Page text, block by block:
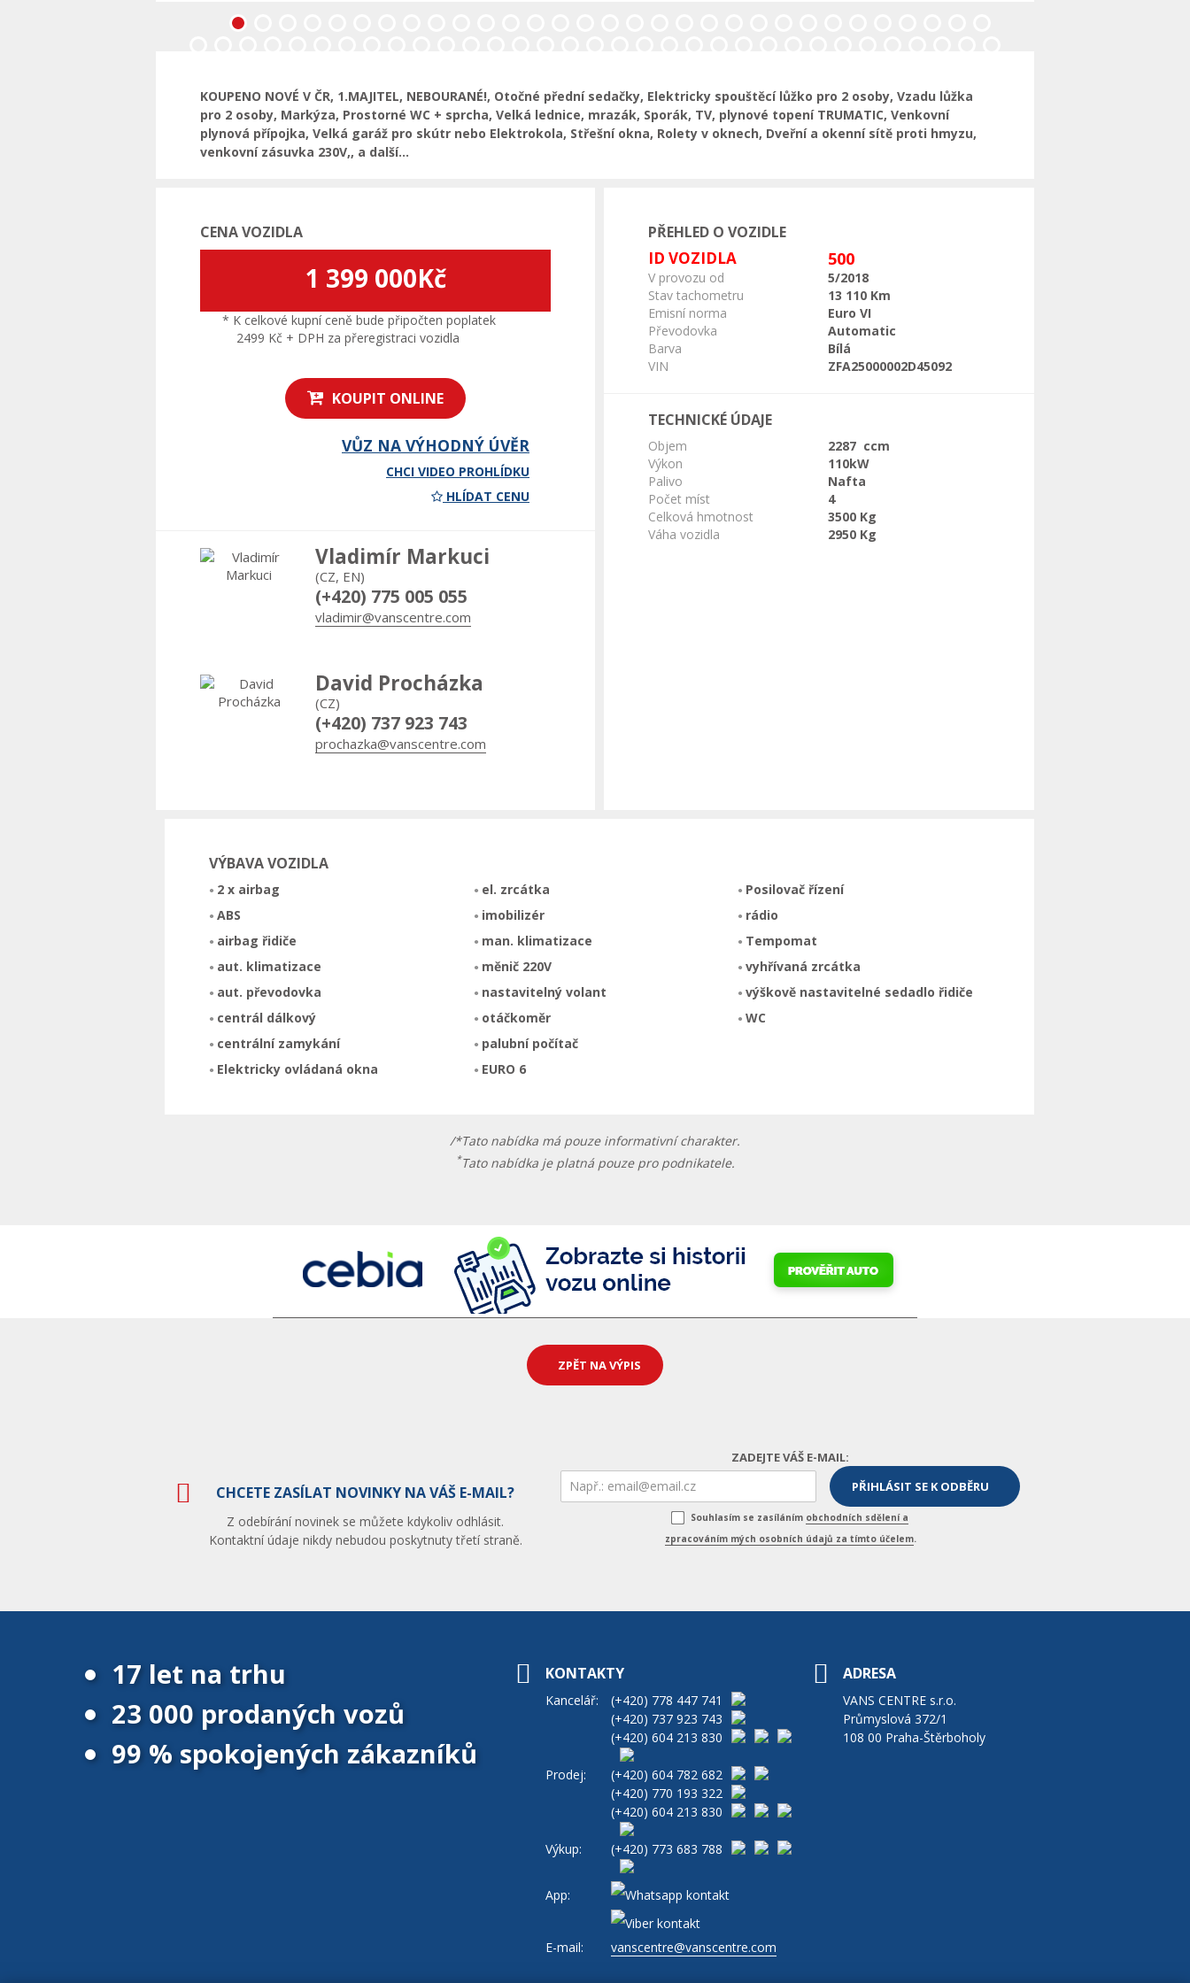
Předchozí
KOUPENO NOVÉ V ČR, 1.MAJITEL, NEBOURANÉ!, Otočné přední sedačky, Elektricky spouštěcí lůžko pro 2 osoby, Vzadu lůžka
pro 2 osoby, Markýza, Prostorné WC + sprcha, Velká lednice, mrazák, Sporák, TV, plynové topení TRUMATIC, Venkovní
plynová přípojka, Velká garáž pro skútr nebo Elektrokola, Střešní okna, Rolety v oknech, Dveřní a okenní sítě proti hmyzu,
venkovní zásuvka 230V,, a další...
CENA VOZIDLA
1 399 000Kč
* K celkové kupní ceně bude připočten poplatek
2499 Kč + DPH za přeregistraci vozidla
KOUPIT ONLINE
VŮZ NA VÝHODNÝ ÚVĚR
CHCI VIDEO PROHLÍDKU
HLÍDAT CENU
Vladimír Markuci
(CZ, EN)
(+420) 775 005 055
vladimir@vanscentre.com
David Procházka
(CZ)
(+420) 737 923 743
prochazka@vanscentre.com
PŘEHLED O VOZIDLE
ID VOZIDLA 500
V provozu od
5/2018
Stav tachometru
13 110 Km
Emisní norma
Euro VI
Převodovka
Automatic
Barva
Bílá
VIN
ZFA25000002D45092
TECHNICKÉ ÚDAJE
Objem
2287 ccm
Výkon
110kW
Palivo
Nafta
Počet míst
4
Celková hmotnost
3500 Kg
Váha vozidla
2950 Kg
VÝBAVA VOZIDLA
2 x airbag
ABS
airbag řidiče
aut. klimatizace
aut. převodovka
centrál dálkový
centrální zamykání
Elektricky ovládaná okna
el. zrcátka
imobilizér
man. klimatizace
měnič 220V
nastavitelný volant
otáčkoměr
palubní počítač
EURO 6
Posilovač řízení
rádio
Tempomat
vyhřívaná zrcátka
výškově nastavitelné sedadlo řidiče
WC
/*Tato nabídka má pouze informativní charakter.
*Tato nabídka je platná pouze pro podnikatele.
ZPĚT NA VÝPIS
CHCETE ZASÍLAT NOVINKY NA VÁŠ E-MAIL?
Z odebírání novinek se můžete kdykoliv odhlásit.
Kontaktní údaje nikdy nebudou poskytnuty třetí straně.
ZADEJTE VÁŠ E-MAIL:
Souhlasím se zasíláním obchodních sdělení a
zpracováním mých osobních údajů za tímto účelem.
17 let na trhu
23 000 prodaných vozů
99 % spokojených zákazníků
KONTAKTY
Kancelář: (+420) 778 447 741
(+420) 737 923 743
(+420) 604 213 830
Prodej: (+420) 604 782 682
(+420) 770 193 322
(+420) 604 213 830
Výkup: (+420) 773 683 788
App:
E-mail: vanscentre@vanscentre.com
ADRESA
VANS CENTRE s.r.o.
Průmyslová 372/1
108 00 Praha-Štěrboholy